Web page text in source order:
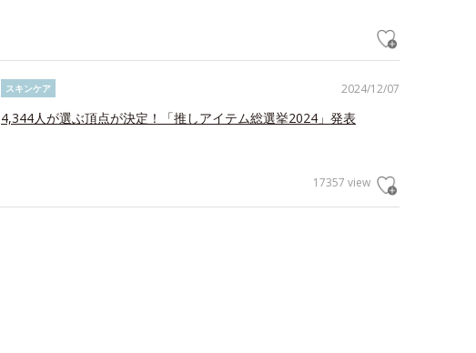
2024/12/07
スキンケア
4,344人が選ぶ頂点が決定！「推しアイテム総選挙2024」発表
17357 view